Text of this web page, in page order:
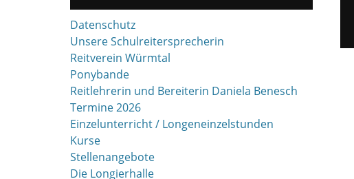
Datenschutz
Unsere Schulreitersprecherin
Reitverein Würmtal
Ponybande
Reitlehrerin und Bereiterin Daniela Benesch
Termine 2026
Einzelunterricht / Longeneinzelstunden
Kurse
Stellenangebote
Die Longierhalle